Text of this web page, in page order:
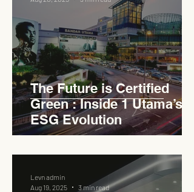
The Future is Certified
Green : Inside 1 Utama’s
ESG Evolution
Levn admin
Aug 19, 2025
3 min read